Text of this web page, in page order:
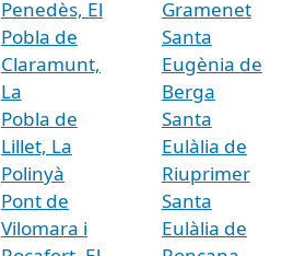
Penedès, El
Pobla de
Claramunt,
La
Pobla de
Lillet, La
Polinyà
Pont de
Vilomara i
Gramenet
Santa
Eugènia de
Berga
Santa
Eulàlia de
Riuprimer
Santa
Eulàlia de